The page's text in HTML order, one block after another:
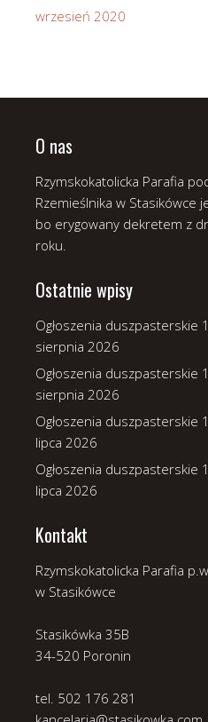
wrzesień 2020
O nas
Rzymskokatolicka Parafia
Rzemieślnika w Stasikówce
bo erygowany dekretem z
roku.
Ostatnie wpisy
Ogłoszenia duszpasterskie
sierpnia 2026
Ogłoszenia duszpasterskie
sierpnia 2026
Ogłoszenia duszpasterskie
lipca 2026
Ogłoszenia duszpasterskie
lipca 2026
Kontakt
Rzymskokatolicka Parafia
w Stasikówce
Stasikówka 35B
34-520 Poronin
tel. 502 176 281